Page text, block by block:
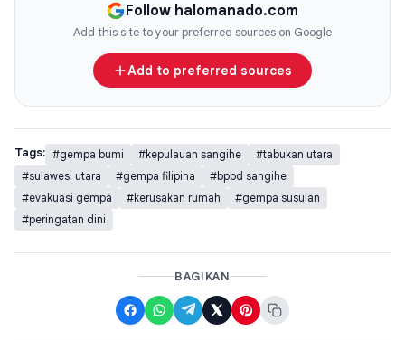
Follow halomanado.com
Add this site to your preferred sources on Google
Add to preferred sources
Tags: #gempa bumi #kepulauan sangihe
#tabukan utara
#sulawesi utara
#gempa filipina
#bpbd sangihe
#evakuasi gempa
#kerusakan rumah
#gempa susulan
#peringatan dini
BAGIKAN